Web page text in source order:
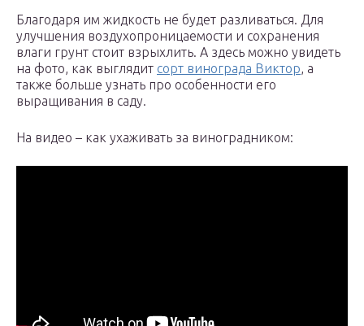
Благодаря им жидкость не будет разливаться. Для
улучшения воздухопроницаемости и сохранения
влаги грунт стоит взрыхлить. А здесь можно увидеть
на фото, как выглядит сорт винограда Виктор, а
также больше узнать про особенности его
выращивания в саду.
На видео – как ухаживать за виноградником: